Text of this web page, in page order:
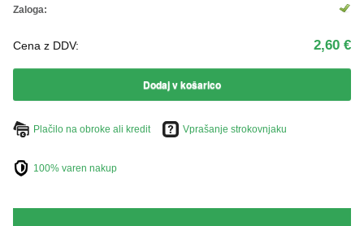
Zaloga:
Cena z DDV: 2,60 €
Dodaj v košarico
Plačilo na obroke ali kredit Vprašanje strokovnjaku
100% varen nakup